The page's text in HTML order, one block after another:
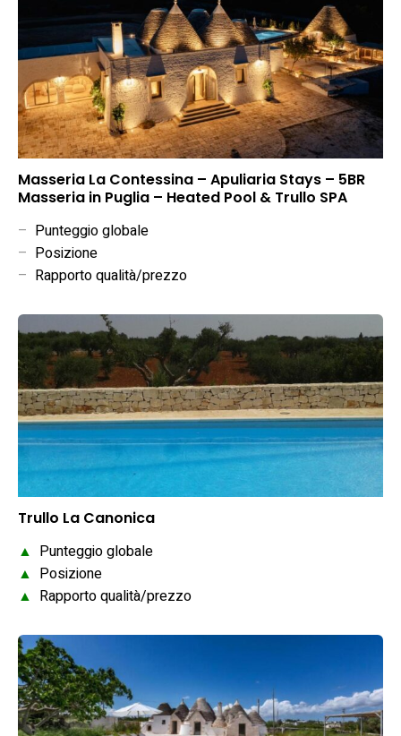
Masseria La Contessina – Apuliaria Stays – 5BR
Masseria in Puglia – Heated Pool & Trullo SPA
– Punteggio globale
– Posizione
– Rapporto qualità/prezzo
Trullo La Canonica
▲ Punteggio globale
▲ Posizione
▲ Rapporto qualità/prezzo